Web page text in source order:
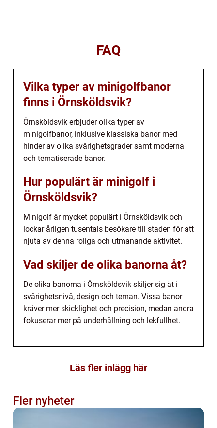
FAQ
Vilka typer av minigolfbanor
finns i Örnsköldsvik?
Örnsköldsvik erbjuder olika typer av
minigolfbanor, inklusive klassiska banor med
hinder av olika svårighetsgrader samt moderna
och tematiserade banor.
Hur populärt är minigolf i
Örnsköldsvik?
Minigolf är mycket populärt i Örnsköldsvik och
lockar årligen tusentals besökare till staden för att
njuta av denna roliga och utmanande aktivitet.
Vad skiljer de olika banorna åt?
De olika banorna i Örnsköldsvik skiljer sig åt i
svårighetsnivå, design och teman. Vissa banor
kräver mer skicklighet och precision, medan andra
fokuserar mer på underhållning och lekfullhet.
Läs fler inlägg här
Fler nyheter